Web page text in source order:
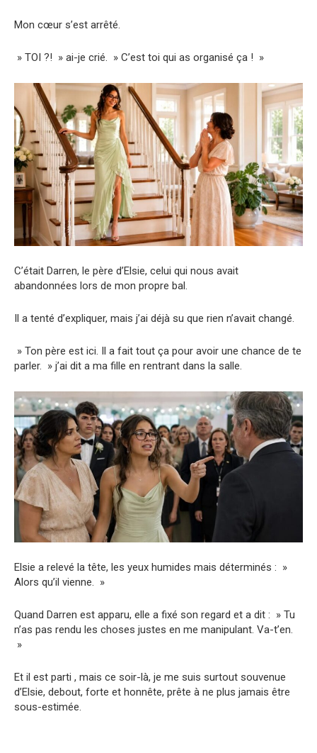
Mon cœur s’est arrêté.
» TOI ?! » ai-je crié. » C’est toi qui as organisé ça ! »
C’était Darren, le père d’Elsie, celui qui nous avait
abandonnées lors de mon propre bal.
Il a tenté d’expliquer, mais j’ai déjà su que rien n’avait changé.
» Ton père est ici. Il a fait tout ça pour avoir une chance de te
parler. » j’ai dit a ma fille en rentrant dans la salle.
Elsie a relevé la tête, les yeux humides mais déterminés : »
Alors qu’il vienne. »
Quand Darren est apparu, elle a fixé son regard et a dit : » Tu
n’as pas rendu les choses justes en me manipulant. Va-t’en.
»
Et il est parti , mais ce soir-là, je me suis surtout souvenue
d’Elsie, debout, forte et honnête, prête à ne plus jamais être
sous-estimée.